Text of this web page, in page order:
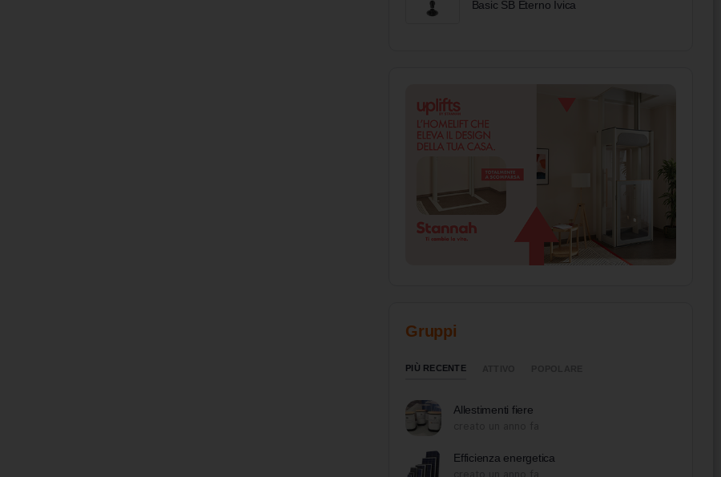
Basic SB Eterno Ivica
Gruppi
PIÙ RECENTE
Allestimenti fiere
Efficienza energetica